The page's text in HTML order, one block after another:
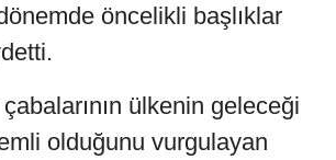
öncelikli başlıklar
çabalarının ülkenin geleceği
olduğunu vurgulayan